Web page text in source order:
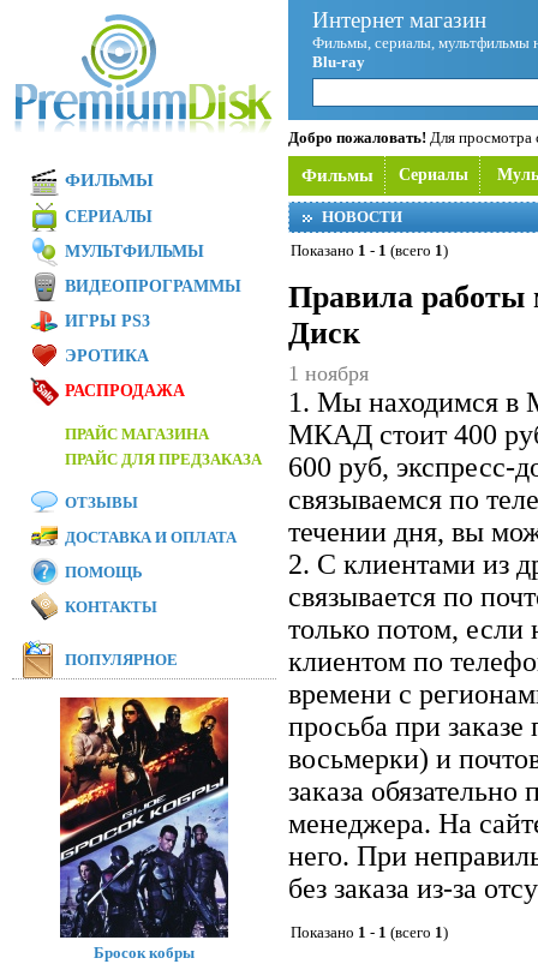
Интернет магазин
Фильмы, сериалы, мультфильмы
Blu-ray
Добро пожаловать! Для просмотра
Фильмы Сериалы
НОВОСТИ
Показано 1 - 1 (всего 1)
Правила работы
Диск
1 ноября
1. Мы находимся в
МКАД стоит 400
600 руб, экспресс-
связываемся по
течении дня, вы
2. С клиентами из
связывается по
только потом, если
клиентом по
времени с
просьба при
восьмерки) и
заказа
менеджера. На
него. При
без заказа из-за
Показано 1 - 1 (всего 1)
ФИЛЬМЫ
СЕРИАЛЫ
МУЛЬТФИЛЬМЫ
ВИДЕОПРОГРАММЫ
ИГРЫ PS3
ЭРОТИКА
РАСПРОДАЖА
ПРАЙС МАГАЗИНА
ПРАЙС ДЛЯ ПРЕДЗАКАЗА
ОТЗЫВЫ
ДОСТАВКА И ОПЛАТА
ПОМОЩЬ
КОНТАКТЫ
ПОПУЛЯРНОЕ
Бросок кобры